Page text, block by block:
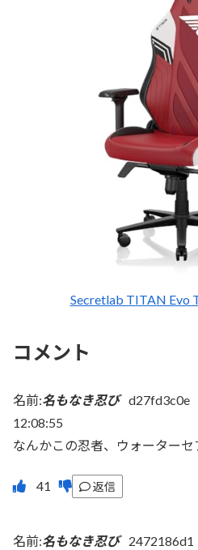
Secretlab TITAN Evo
コメント
名前:名もなき忍び d27fd3c0e
12:08:55
なんかこの忍者、ウォーターセ
返信
名前:名もなき忍び 2472186d1